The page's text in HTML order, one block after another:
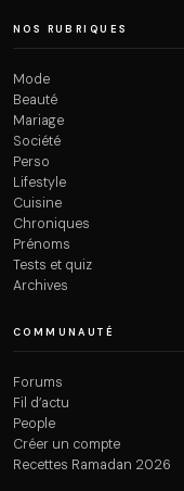
NOS RUBRIQUES
Mode
Beauté
Mariage
Société
Perso
Lifestyle
Cuisine
Chroniques
Prénoms
Tests et quiz
Archives
COMMUNAUTÉ
Forums
Fil d’actu
People
Créer un compte
Recettes Ramadan 2026